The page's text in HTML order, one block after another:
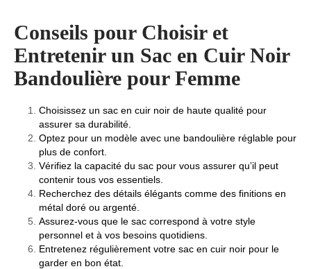
Conseils pour Choisir et
Entretenir un Sac en Cuir Noir
Bandoulière pour Femme
Choisissez un sac en cuir noir de haute qualité pour
assurer sa durabilité.
Optez pour un modèle avec une bandoulière réglable pour
plus de confort.
Vérifiez la capacité du sac pour vous assurer qu’il peut
contenir tous vos essentiels.
Recherchez des détails élégants comme des finitions en
métal doré ou argenté.
Assurez-vous que le sac correspond à votre style
personnel et à vos besoins quotidiens.
Entretenez régulièrement votre sac en cuir noir pour le
garder en bon état.